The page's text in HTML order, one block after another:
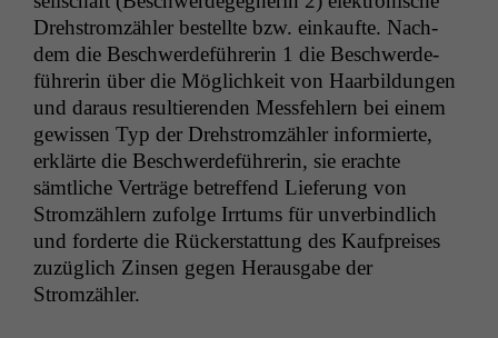
Drehstromzäh­ler bestellte bzw. einkaufte. Nach­
dem die Beschw­erde­führerin 1 die Beschw­erde­
führerin über die Möglichkeit von Haar­bil­dun­gen
und daraus resul­tieren­den Mess­fehlern bei einem
gewis­sen Typ der Drehstromzäh­ler informierte,
erk­lärte die Beschw­erde­führerin, sie erachte
sämtliche Verträge betr­e­f­fend Liefer­ung von
Stromzäh­lern zufolge Irrtums für unverbindlich
und forderte die Rück­er­stat­tung des Kauf­preis­es
zuzüglich Zin­sen gegen Her­aus­gabe der
Stromzähler.